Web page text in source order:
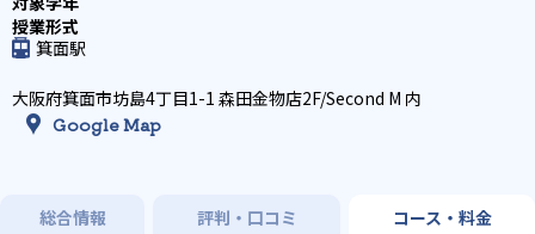
箕面駅
大阪府箕面市坊島4丁目1-1 森田金物店2F/Second M 内
Google Map
総合情報 評判・口コミ コース・料金